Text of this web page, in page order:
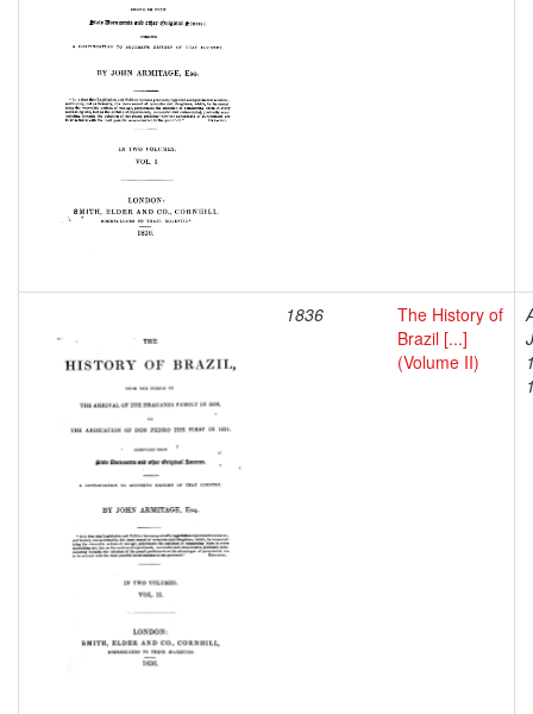
1836
The History of
Brazil [...]
(Volume II)